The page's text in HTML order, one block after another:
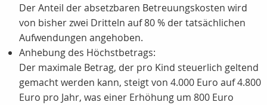
Der Anteil der absetzbaren Betreuungskosten wird
von bisher zwei Dritteln auf 80 % der tatsächlichen
Aufwendungen angehoben.
Anhebung des Höchstbetrags:
Der maximale Betrag, der pro Kind steuerlich geltend
gemacht werden kann, steigt von 4.000 Euro auf 4.800
Euro pro Jahr, was einer Erhöhung um 800 Euro